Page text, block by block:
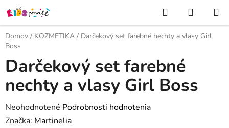
Prejsť
na
obsah
Hľadať
KOŠÍK
Domov / KOZMETIKA / Darčekový set farebné nechty a vlasy Girl
Boss
Darčekový set farebné
nechty a vlasy Girl Boss
Priemerné
hodnotenie
Neohodnotené Podrobnosti hodnotenia
Značka: Martinelia